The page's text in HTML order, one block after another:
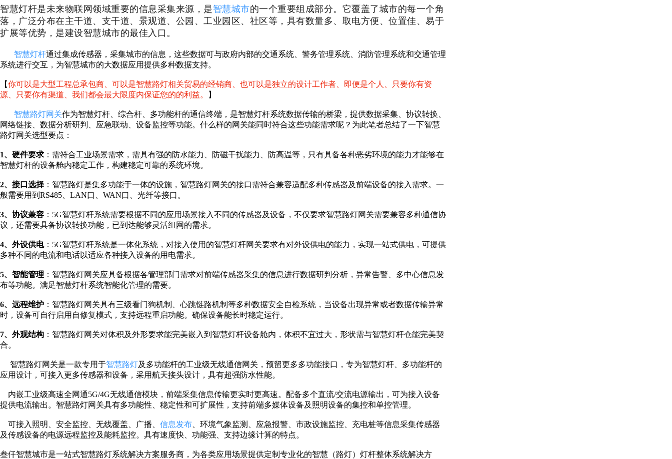
智慧灯杆是未来物联网领域重要的信息采集来源，是智慧城市的一个重要组成部分。它覆盖了城市的每一个角
落，广泛分布在主干道、支干道、景观道、公园、工业园区、社区等，具有数量多、取电方便、位置佳、易于
扩展等优势，是建设智慧城市的最佳入口。
智慧灯杆通过集成传感器，采集城市的信息，这些数据可与政府内部的交通系统、警务管理系统、消防管理系统和交通管理
系统进行交互，为智慧城市的大数据应用提供多种数据支持。
【你可以是大型工程总承包商、可以是智慧路灯相关贸易的经销商、也可以是独立的设计工作者、即便是个人、只要你有资
源、只要你有渠道、我们都会最大限度内保证您的的利益。
】
智慧路灯网关作为智慧灯杆、综合杆、多功能杆的通信终端，是智慧灯杆系统数据传输的桥梁，提供数据采集、协议转换、
网络链接、数据分析研判、应急联动、设备监控等功能。什么样的网关能同时符合这些功能需求呢？为此笔者总结了一下智慧
路灯网关选型要点：
1、硬件要求 ：需符合工业场景需求，需具有强的防水能力、防磁干扰能力、防高温等，只有具备各种恶劣环境的能力才能够在
智慧灯杆的设备舱内稳定工作，构建稳定可靠的系统环境。
2、接口选择 ：智慧路灯是集多功能于一体的设施，智慧路灯网关的接口需符合兼容适配多种传感器及前端设备的接入需求。一
般需要用到RS485、LAN口、WAN口、光纤等接口。
3、协议兼容 ：5G智慧灯杆系统需要根据不同的应用场景接入不同的传感器及设备，不仅要求智慧路灯网关需要兼容多种通信协
议，还需要具备协议转换功能，已到达能够灵活组网的需求。
4、外设供电：5G智慧灯杆系统是一体化系统，对接入使用的智慧灯杆网关要求有对外设供电的能力，实现一站式供电，可提供
多种不同的电流和电话以适应各种接入设备的用电需求。
5、智能管理 ：智慧路灯网关应具备根据各管理部门需求对前端传感器采集的信息进行数据研判分析，异常告警、多中心信息发
布等功能。满足智慧灯杆系统智能化管理的需要。
6、远程维护 ：智慧路灯网关具有三级看门狗机制、心跳链路机制等多种数据安全自检系统，当设备出现异常或者数据传输异常
时，设备可自行启用自修复模式，支持远程重启功能。确保设备能长时稳定运行。
7、外观结构 ：智慧路灯网关对体积及外形要求能完美嵌入到智慧灯杆设备舱内，体积不宜过大，形状需与智慧灯杆仓能完美契
合。
智慧路灯网关是一款专用于智慧路灯及多功能杆的工业级无线通信网关，预留更多多功能接口，专为智慧灯杆、多功能杆的
应用设计，可接入更多传感器和设备，采用航天接头设计，具有超强防水性能。
内嵌工业级高速全网通5G/4G无线通信模块，前端采集信息传输更实时更高速。配备多个直流/交流电源输出，可为接入设备
提供电流输出。智慧路灯网关具有多功能性、稳定性和可扩展性，支持前端多媒体设备及照明设备的集控和单控管理。
可接入照明、安全监控、无线覆盖、广播、 信息发布 、环境气象监测、应急报警、市政设施监控、充电桩等信息采集传感器
及传感设备的电源远程监控及能耗监控。具有速度快、功能强、支持边缘计算的特点。
叁仟智慧城市是一站式智慧路灯系统解决方案服务商，为各类应用场景提供定制专业化的智慧（路灯）灯杆整体系统解决方